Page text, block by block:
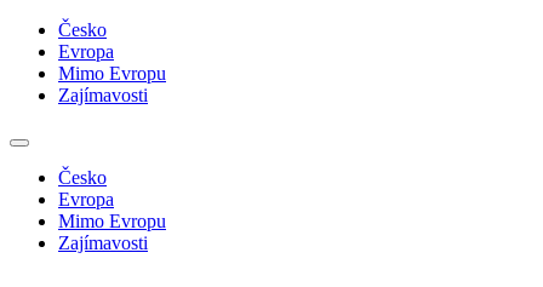
Česko
Evropa
Mimo Evropu
Zajímavosti
Česko
Evropa
Mimo Evropu
Zajímavosti